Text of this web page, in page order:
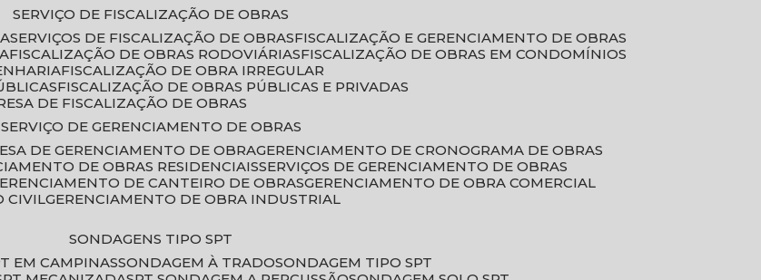
SERVIÇO DE FISCALIZAÇÃO DE OBRAS
SERVIÇOS DE FISCALIZAÇÃO DE OBRAS
FISCALIZAÇÃO E GERENCIAMENTO DE OBRAS
FISCALIZAÇÃO DE OBRAS RODOVIÁRIAS
FISCALIZAÇÃO DE OBRAS EM CONDOMÍNIOS
FISCALIZAÇÃO DE OBRA IRREGULAR
FISCALIZAÇÃO DE OBRAS PÚBLICAS E PRIVADAS
DE FISCALIZAÇÃO DE OBRAS
SERVIÇO DE GERENCIAMENTO DE OBRAS
DE GERENCIAMENTO DE OBRA
GERENCIAMENTO DE CRONOGRAMA DE OBRAS
DE OBRAS RESIDENCIAIS SERVIÇOS DE GERENCIAMENTO DE OBRAS
GERENCIAMENTO DE CANTEIRO DE OBRAS
GERENCIAMENTO DE OBRA COMERCIAL
CIVIL
GERENCIAMENTO DE OBRA INDUSTRIAL
SONDAGENS TIPO SPT
EM CAMPINAS SONDAGEM À TRADO SONDAGEM TIPO SPT